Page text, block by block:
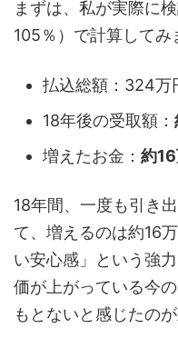
まずは、私が実際に
105％）で計算してみ
払込総額：324万
18年後の受取額：
増えたお金： 約
18年間、一度も引き
て、増えるのは約16
い安心感」という強
価が上がっている今
もとないと感じたの